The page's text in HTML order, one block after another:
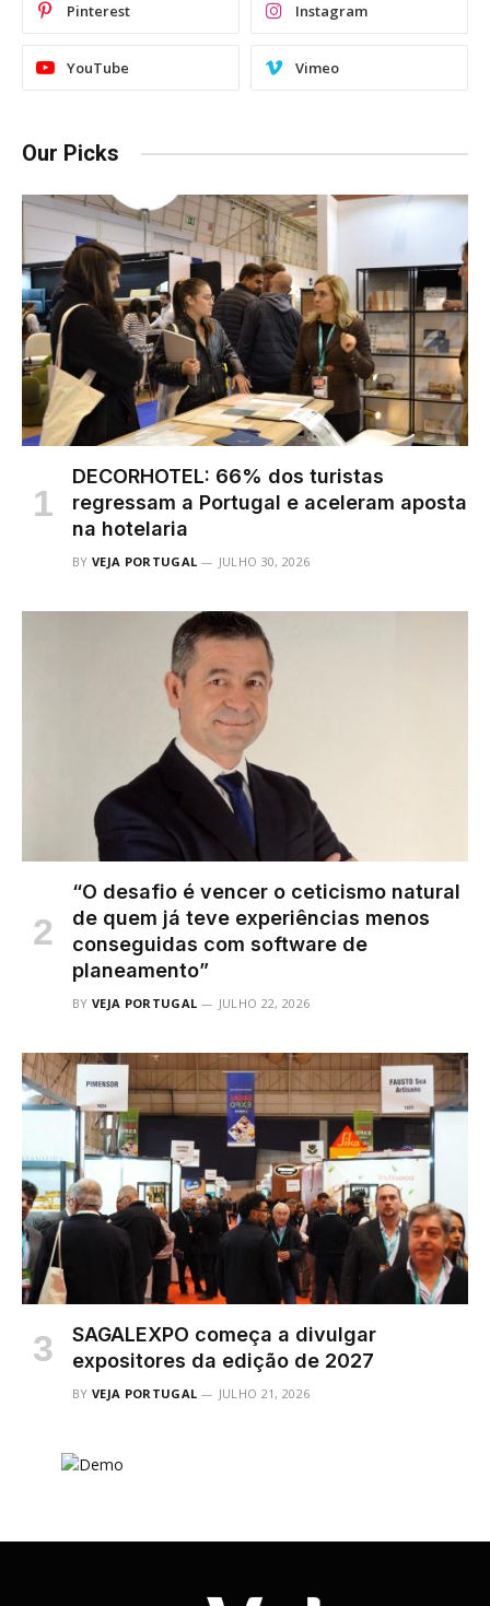
Pinterest Instagram
YouTube Vimeo
Our Picks
DECORHOTEL: 66% dos turistas
regressam a Portugal e aceleram aposta
na hotelaria
BY VEJA PORTUGAL JULHO 30, 2026
“O desafio é vencer o ceticismo natural
de quem já teve experiências menos
conseguidas com software de
planeamento”
BY VEJA PORTUGAL JULHO 22, 2026
SAGALEXPO começa a divulgar
expositores da edição de 2027
BY VEJA PORTUGAL JULHO 21, 2026